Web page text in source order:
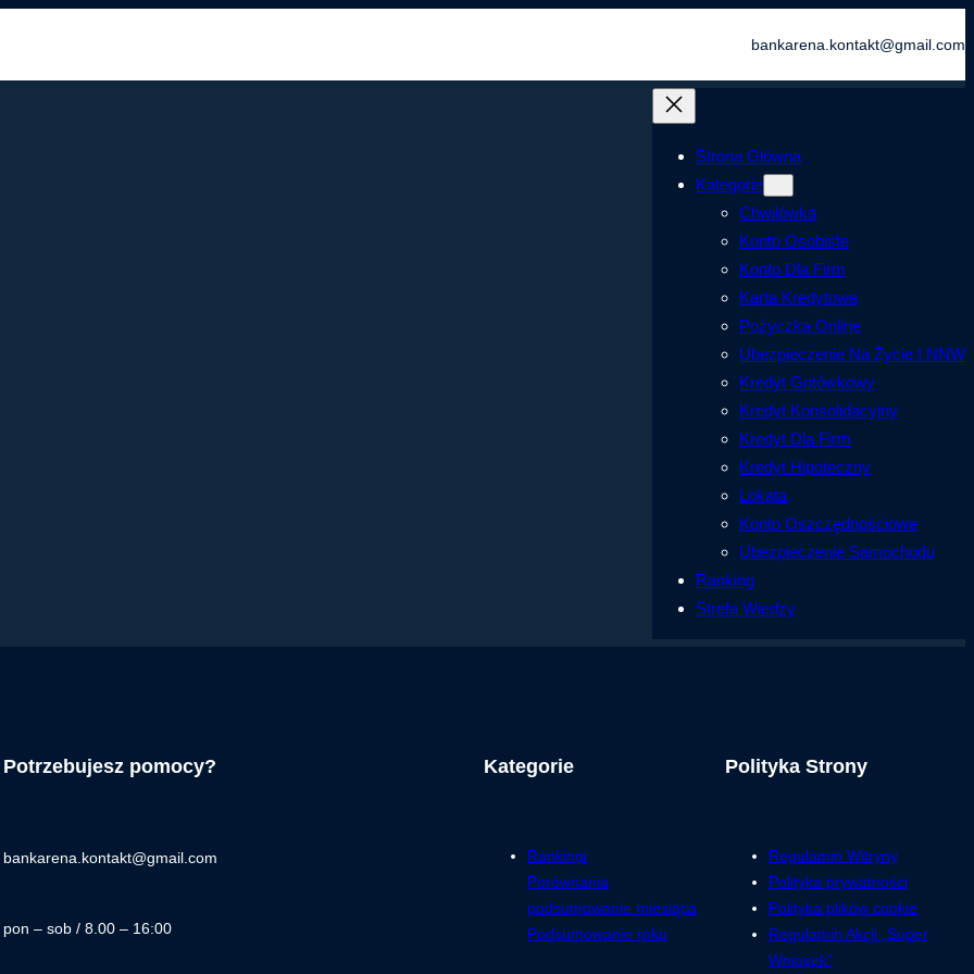
bankarena.kontakt@gmail.com
Strona Główna
Kategorie
Chwilówka
Konto Osobiste
Konto Dla Firm
Karta Kredytowa
Pożyczka Online
Ubezpieczenie Na Życie I NNW
Kredyt Gotówkowy
Kredyt Konsolidacyjny
Kredyt Dla Firm
Kredyt Hipoteczny
Lokata
Konto Oszczędnościowe
Ubezpieczenie Samochodu
Ranking
Strefa Wiedzy
Potrzebujesz pomocy?
bankarena.kontakt@gmail.com
pon – sob / 8.00 – 16:00
Kategorie
Rankingi
Porównania
podsumowanie miesiąca
Podsumowanie roku
Polityka Strony
Regulamin Witryny
Polityka prywatności
Polityka plików cookie
Regulamin Akcji „Super
Wniosek”